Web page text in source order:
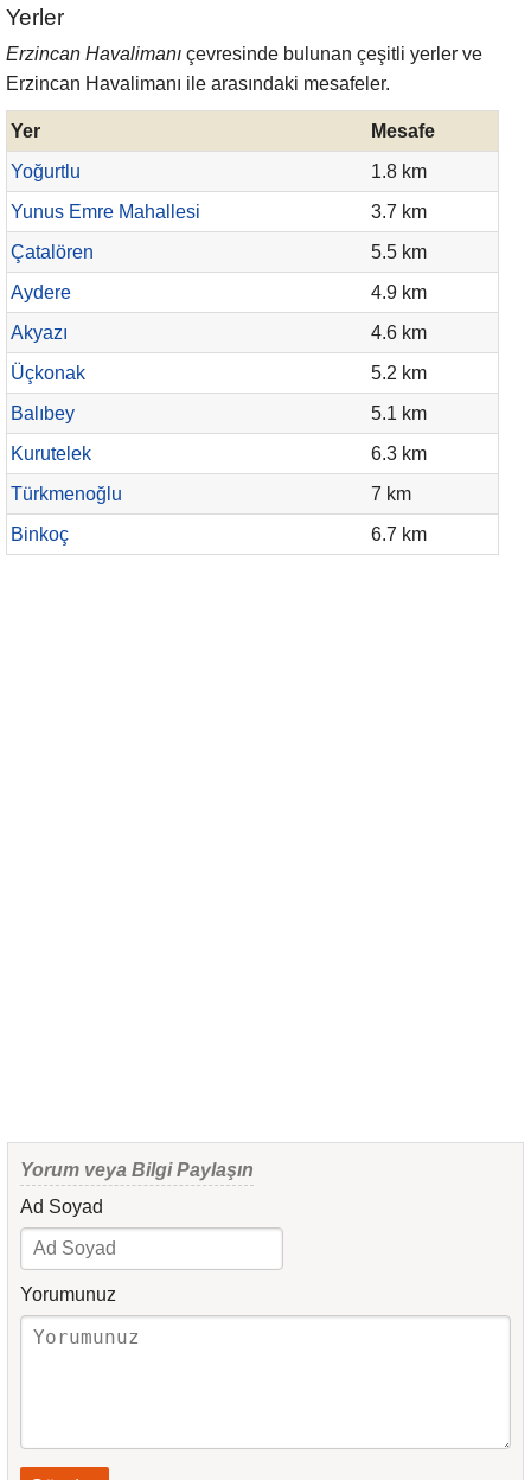
Yerler
Erzincan Havalimanı çevresinde bulunan çeşitli yerler ve
Erzincan Havalimanı ile arasındaki mesafeler.
Yer
Mesafe
Yoğurtlu
1.8 km
Yunus Emre Mahallesi
3.7 km
Çatalören
5.5 km
Aydere
4.9 km
Akyazı
4.6 km
Üçkonak
5.2 km
Balıbey
5.1 km
Kurutelek
6.3 km
Türkmenoğlu
7 km
Binkoç
6.7 km
Yorum veya Bilgi Paylaşın
Ad Soyad
Yorumunuz